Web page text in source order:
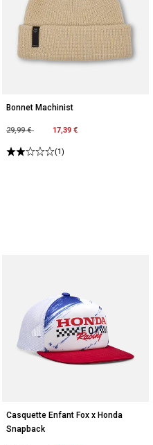
Bonnet Machinist
Price reduced from
29,99 €to 17,39 €
(1)
Casquette Enfant Fox x Honda
Snapback